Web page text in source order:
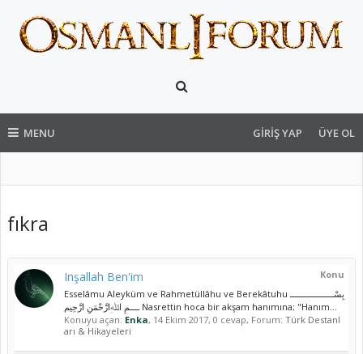
MENU GIRIŞ YAP ÜYE OL
fıkra
Konu
Inşallah Ben'im
Esselâmu Aleyküm ve Rahmetüllâhu ve Berekâtuhu بِسْــــــــــــــــــ
ــــمِ اﷲِارَّحْمَنِ ارَّحِيم Nasrettin hoca bir akşam hanımına; "Hanım...
Konuyu açan: Enka, 14 Ekim 2017, 0 cevap, Forum: Türk Destanl
arı & Hikayeleri